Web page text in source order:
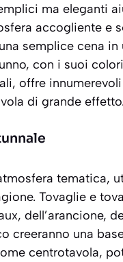
ma eleganti
accogliente e
semplice cena in
con i suoi
offre
di grande effetto.
tematica,
Tovaglie e
dell’arancione,
creeranno una
centrotavola,